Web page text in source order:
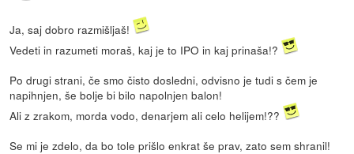
Ja, saj dobro razmišljaš!
Vedeti in razumeti moraš, kaj je to IPO in kaj prinaša!?
Po drugi strani, če smo čisto dosledni, odvisno je tudi s čem je
napihnjen, še bolje bi bilo napolnjen balon!
Ali z zrakom, morda vodo, denarjem ali celo helijem!??
Se mi je zdelo, da bo tole prišlo enkrat še prav, zato sem shranil!